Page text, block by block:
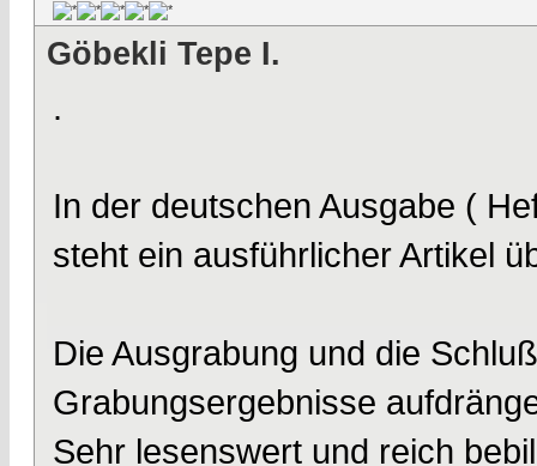
Göbekli Tepe I.
.
In der deutschen Ausgabe (
steht ein ausführlicher Artikel
Die Ausgrabung und die
Grabungsergebnisse
Sehr lesenswert und reich